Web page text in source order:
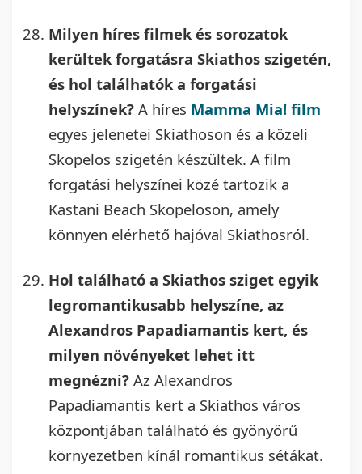
Milyen híres filmek és sorozatok
kerültek forgatásra Skiathos szigetén,
és hol találhatók a forgatási
helyszínek? A híres Mamma Mia! film
egyes jelenetei Skiathoson és a közeli
Skopelos szigetén készültek. A film
forgatási helyszínei közé tartozik a
Kastani Beach Skopeloson, amely
könnyen elérhető hajóval Skiathosról.
Hol található a Skiathos sziget egyik
legromantikusabb helyszíne, az
Alexandros Papadiamantis kert, és
milyen növényeket lehet itt
megnézni? Az Alexandros
Papadiamantis kert a Skiathos város
központjában található és gyönyörű
környezetben kínál romantikus sétákat.